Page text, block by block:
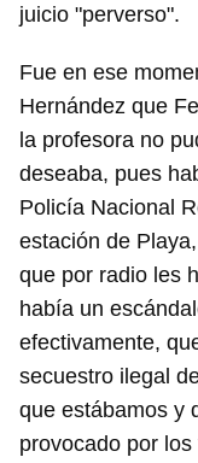
juicio "perverso".
Fue en ese
Hernández que
la profesora no
deseaba, pues
Policía Nacional
estación de
que por radio les
había un
efectivamente,
secuestro ilegal
que estábamos y
provocado por